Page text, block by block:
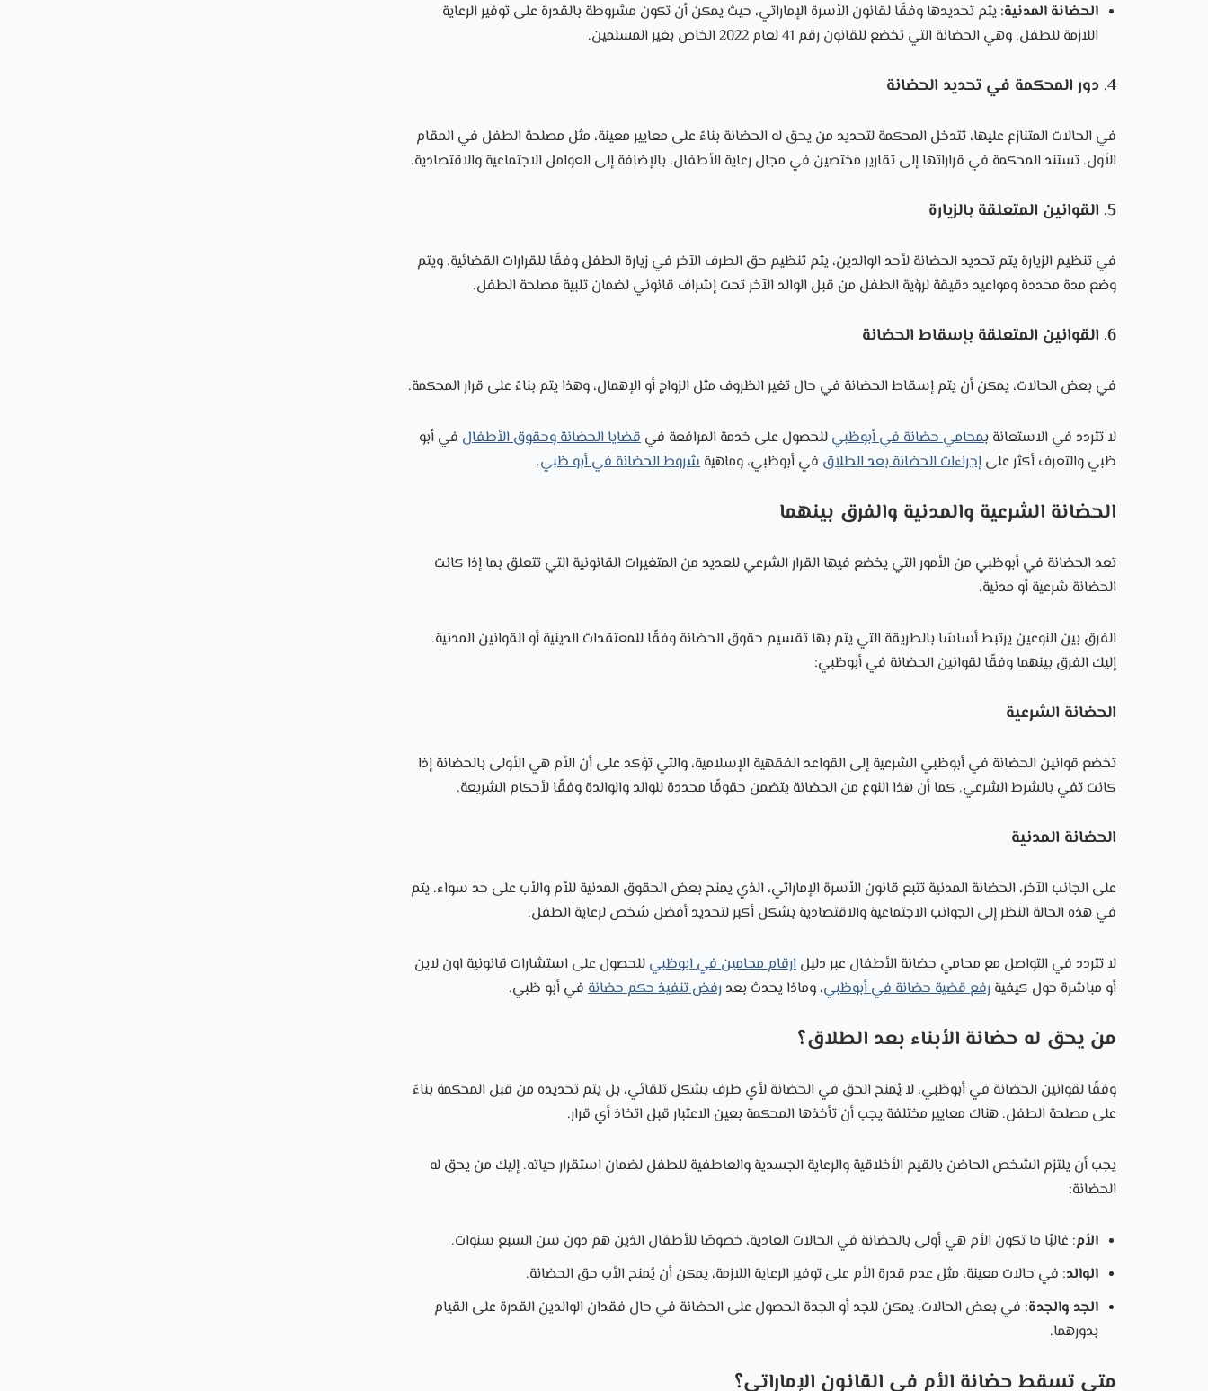
الحضانة المدنية: يتم تحديدها وفقًا لقانون الأسرة الإماراتي، حيث يمكن أن تكون مشروطة بالقدرة على توفير الرعاية
اللازمة للطفل. وهي الحضانة التي تخضع للقانون رقم 41 لعام 2022 الخاص بغير المسلمين.
4. دور المحكمة في تحديد الحضانة
في الحالات المتنازع عليها، تتدخل المحكمة لتحديد من يحق له الحضانة بناءً على معايير معينة، مثل مصلحة الطفل في المقام
الأول. تستند المحكمة في قراراتها إلى تقارير مختصين في مجال رعاية الأطفال، بالإضافة إلى العوامل الاجتماعية والاقتصادية.
5. القوانين المتعلقة بالزيارة
في تنظيم الزيارة يتم تحديد الحضانة لأحد الوالدين، يتم تنظيم حق الطرف الآخر في زيارة الطفل وفقًا للقرارات القضائية. ويتم
وضع مدة محددة ومواعيد دقيقة لرؤية الطفل من قبل الوالد الآخر تحت إشراف قانوني لضمان تلبية مصلحة الطفل.
6. القوانين المتعلقة بإسقاط الحضانة
في بعض الحالات، يمكن أن يتم إسقاط الحضانة في حال تغير الظروف مثل الزواج أو الإهمال، وهذا يتم بناءً على قرار المحكمة.
لا تتردد في الاستعانة بمحامي حضانة في أبوظبي للحصول على خدمة المرافعة في قضايا الحضانة وحقوق الأطفال في أبو
ظبي والتعرف أكثر على إجراءات الحضانة بعد الطلاق في أبوظبي، وماهية شروط الحضانة في أبو ظبي.
الحضانة الشرعية والمدنية والفرق بينهما
تعد الحضانة في أبوظبي من الأمور التي يخضع فيها القرار الشرعي للعديد من المتغيرات القانونية التي تتعلق بما إذا كانت
الحضانة شرعية أو مدنية.
الفرق بين النوعين يرتبط أساسًا بالطريقة التي يتم بها تقسيم حقوق الحضانة وفقًا للمعتقدات الدينية أو القوانين المدنية.
إليك الفرق بينهما وفقًا لقوانين الحضانة في أبوظبي:
الحضانة الشرعية
تخضع قوانين الحضانة في أبوظبي الشرعية إلى القواعد الفقهية الإسلامية، والتي تؤكد على أن الأم هي الأولى بالحضانة إذا
كانت تفي بالشرط الشرعي. كما أن هذا النوع من الحضانة يتضمن حقوقًا محددة للوالد والوالدة وفقًا لأحكام الشريعة.
الحضانة المدنية
على الجانب الآخر، الحضانة المدنية تتبع قانون الأسرة الإماراتي، الذي يمنح بعض الحقوق المدنية للأم والأب على حد سواء. يتم
في هذه الحالة النظر إلى الجوانب الاجتماعية والاقتصادية بشكل أكبر لتحديد أفضل شخص لرعاية الطفل.
لا تتردد في التواصل مع محامي حضانة الأطفال عبر دليل ارقام محامين في ابوظبي للحصول على استشارات قانونية اون لاين
أو مباشرة حول كيفية رفع قضية حضانة في أبوظبي، وماذا يحدث بعد رفض تنفيذ حكم حضانة في أبو ظبي.
من يحق له حضانة الأبناء بعد الطلاق؟
وفقًا لقوانين الحضانة في أبوظبي، لا يُمنح الحق في الحضانة لأي طرف بشكل تلقائي، بل يتم تحديده من قبل المحكمة بناءً
على مصلحة الطفل. هناك معايير مختلفة يجب أن تأخذها المحكمة بعين الاعتبار قبل اتخاذ أي قرار.
يجب أن يلتزم الشخص الحاضن بالقيم الأخلاقية والرعاية الجسدية والعاطفية للطفل لضمان استقرار حياته. إليك من يحق له
الحضانة:
الأم: غالبًا ما تكون الأم هي أولى بالحضانة في الحالات العادية، خصوصًا للأطفال الذين هم دون سن السبع سنوات.
الوالد: في حالات معينة، مثل عدم قدرة الأم على توفير الرعاية اللازمة، يمكن أن يُمنح الأب حق الحضانة.
الجد والجدة: في بعض الحالات، يمكن للجد أو الجدة الحصول على الحضانة في حال فقدان الوالدين القدرة على القيام
بدورهما.
متى تسقط حضانة الأم في القانون الإماراتي؟